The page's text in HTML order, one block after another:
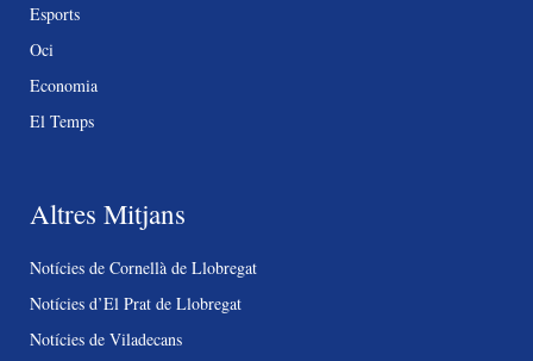
Esports
Oci
Economia
El Temps
Altres Mitjans
Notícies de Cornellà de Llobregat
Notícies d’El Prat de Llobregat
Notícies de Viladecans